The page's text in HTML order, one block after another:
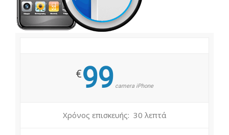
€99 camera iPhone
Χρόνος επισκευής: 30 λεπτά